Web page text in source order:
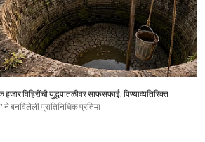
विहिरींची युद्धपातळीवर साफसफाई, पिण्याव्यतिरिक्त
बनविलेली प्रातिनिधिक प्रतिमा